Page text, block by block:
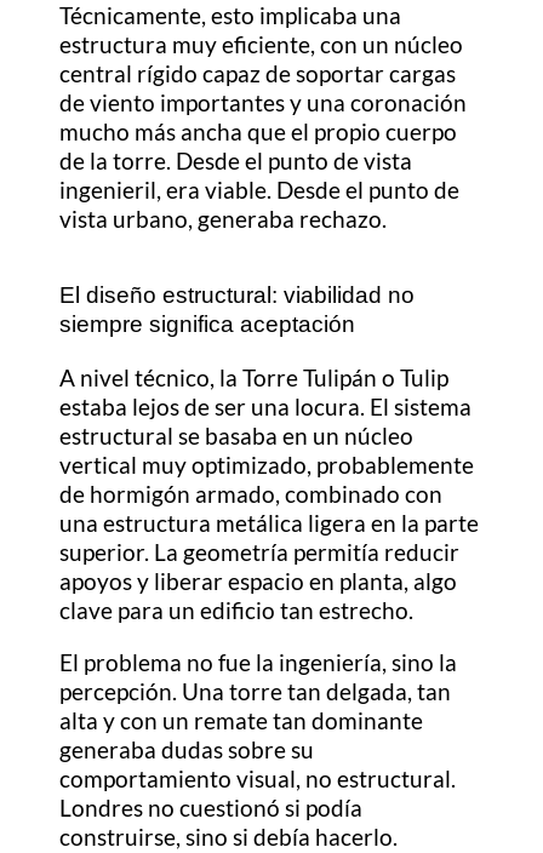
Técnicamente, esto implicaba una
estructura muy eficiente, con un núcleo
central rígido capaz de soportar cargas
de viento importantes y una coronación
mucho más ancha que el propio cuerpo
de la torre. Desde el punto de vista
ingenieril, era viable. Desde el punto de
vista urbano, generaba rechazo.
El diseño estructural: viabilidad no
siempre significa aceptación
A nivel técnico, la Torre Tulipán o Tulip
estaba lejos de ser una locura. El sistema
estructural se basaba en un núcleo
vertical muy optimizado, probablemente
de hormigón armado, combinado con
una estructura metálica ligera en la parte
superior. La geometría permitía reducir
apoyos y liberar espacio en planta, algo
clave para un edificio tan estrecho.
El problema no fue la ingeniería, sino la
percepción. Una torre tan delgada, tan
alta y con un remate tan dominante
generaba dudas sobre su
comportamiento visual, no estructural.
Londres no cuestionó si podía
construirse, sino si debía hacerlo.